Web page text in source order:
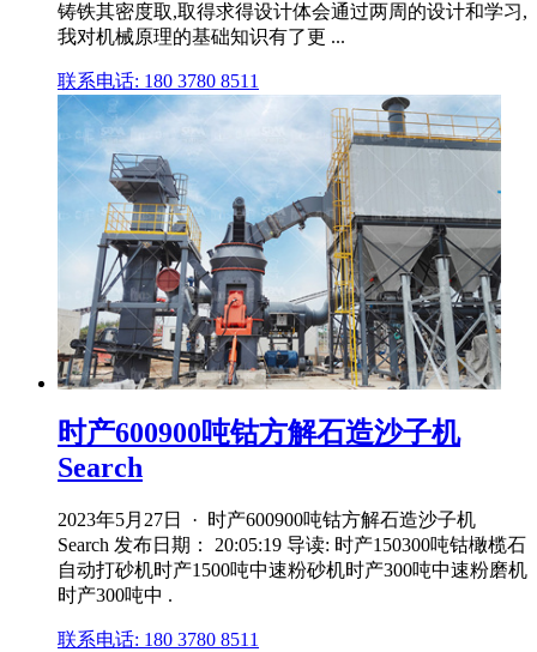
铸铁其密度取,取得求得设计体会通过两周的设计和学习,
我对机械原理的基础知识有了更 ...
联系电话: 180 3780 8511
时产600900吨钴方解石造沙子机
Search
2023年5月27日 · 时产600900吨钴方解石造沙子机
Search 发布日期： 20:05:19 导读: 时产150300吨钴橄榄石
自动打砂机时产1500吨中速粉砂机时产300吨中速粉磨机
时产300吨中 .
联系电话: 180 3780 8511